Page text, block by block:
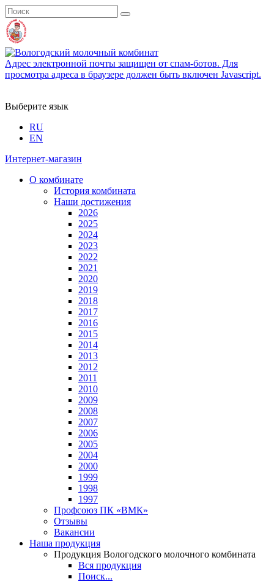
Адрес электронной почты защищен от спам-ботов. Для
просмотра адреса в браузере должен быть включен Javascript.
Выберите язык
RU
EN
Интернет-магазин
О комбинате
История комбината
Наши достижения
2026
2025
2024
2023
2022
2021
2020
2019
2018
2017
2016
2015
2014
2013
2012
2011
2010
2009
2008
2007
2006
2005
2004
2000
1999
1998
1997
Профсоюз ПК «ВМК»
Отзывы
Вакансии
Наша продукция
Продукция Вологодского молочного комбината
Вся продукция
Поиск...